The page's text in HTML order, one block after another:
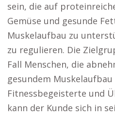
sein, die auf
Gemüse und gesunde
Muskelaufbau zu
zu regulieren. Die
Fall Menschen, die
gesundem
Fitnessbegeisterte und
kann der Kunde sich in